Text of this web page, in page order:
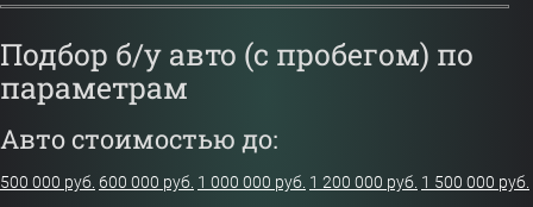
Подбор б/у авто (с пробегом) по
параметрам
Авто стоимостью до:
500 000 руб. 600 000 руб. 1 000 000 руб. 1 200 000 руб. 1 500 000 руб.